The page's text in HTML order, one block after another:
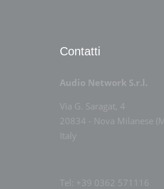
Contatti
Audio Network S.r.l.
Via G. Saragat, 4
20834 - Nova Milanese
Italy
Tel: +39 0362 571116